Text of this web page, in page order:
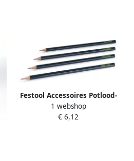
Festool Accessoires Potlood-
set | 497892
1 webshop
€ 6,12